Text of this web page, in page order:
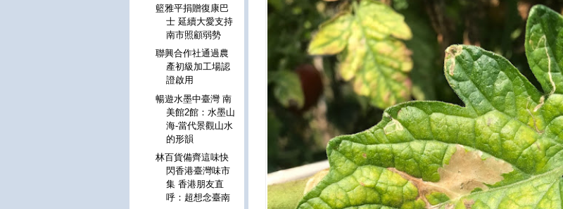
籃雅平捐贈復康巴
士 延續大愛支持
南市照顧弱勢
聯興合作社通過農
產初級加工場認
證啟用
暢遊水墨中臺灣 南
美館2館：水墨山
海-當代景觀山水
的形韻
林百貨備齊這味快
閃香港臺灣味市
集 香港朋友直
呼：超想念臺南